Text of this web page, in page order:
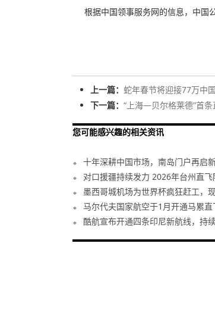
根据中国领事服务网的信息，中国
上一篇： 蛇年春节将迎接77万中
下一篇： “上海—贝尔格莱德”首
您可能感兴趣的相关资讯
十年深耕中国市场，南岛门户再启
对口援疆持续发力 2026年台州直
墨西哥城机场为世界杯疯狂赶工，
马尔代夫国家航空于1月开通马累
酷航宣布开通四条印尼新航线，持